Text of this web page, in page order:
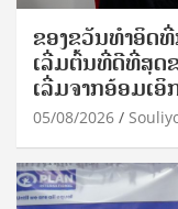
ຂອງຂວັນທໍາອິດ
ເລີ່ມຕົ້ນທີ່ດີທີ່ສຸດ
ເລີ່ມຈາກອ້ອມເອິ
05/08/2026